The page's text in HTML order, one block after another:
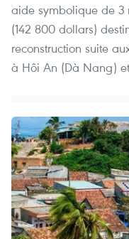
aide symbolique de 3
(142 800 dollars)
reconstruction suite
à Hôi An (Dà Nang)